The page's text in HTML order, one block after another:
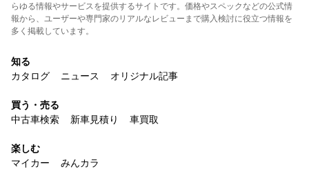
らゆる情報やサービスを提供するサイトです。価格やスペックなどの公式情
報から、ユーザーや専門家のリアルなレビューまで購入検討に役立つ情報を
多く掲載しています。
知る
カタログ
ニュース オリジナル記事
買う・売る
中古車検索
新車見積り 車買取
楽しむ
マイカー
みんカラ